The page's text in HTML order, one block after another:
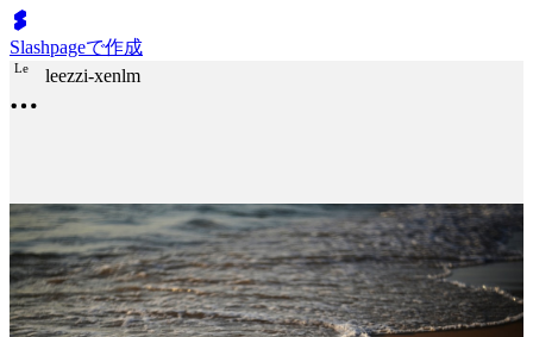
Slashpageで作成
Le leezzi-xenlm